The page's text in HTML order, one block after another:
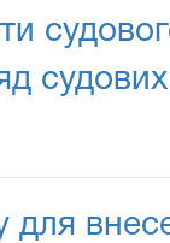
для